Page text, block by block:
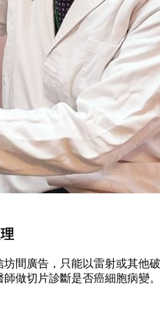
間廣告，只能以雷射或其
做切片診斷是否癌細胞病變。